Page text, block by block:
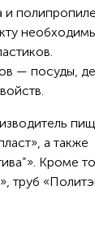
и
— посуды,
а также
Кроме
труб